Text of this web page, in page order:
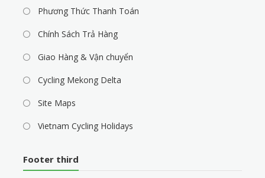
Phương Thức Thanh Toán
Chính Sách Trả Hàng
Giao Hàng & Vận chuyển
Cycling Mekong Delta
Site Maps
Vietnam Cycling Holidays
Footer third